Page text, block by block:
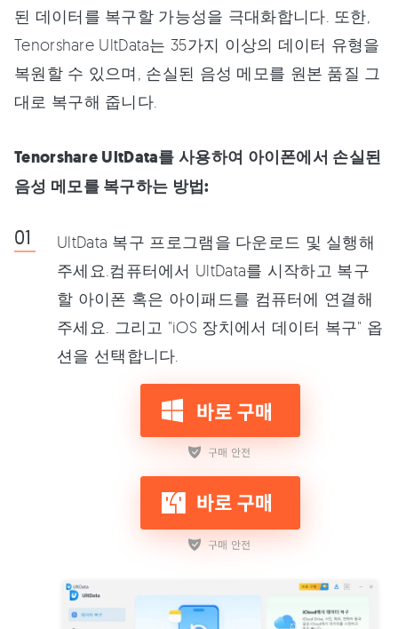
된 데이터를 복구할 가능성을 극대화합니다. 또한,
Tenorshare UltData는 35가지 이상의 데이터 유형을
복원할 수 있으며, 손실된 음성 메모를 원본 품질 그
대로 복구해 줍니다.
Tenorshare UltData를 사용하여 아이폰에서 손실된
음성 메모를 복구하는 방법:
UltData 복구 프로그램을 다운로드 및 실행해
주세요.컴퓨터에서 UltData를 시작하고 복구
할 아이폰 혹은 아이패드를 컴퓨터에 연결해
주세요. 그리고 "iOS 장치에서 데이터 복구" 옵
션을 선택합니다.